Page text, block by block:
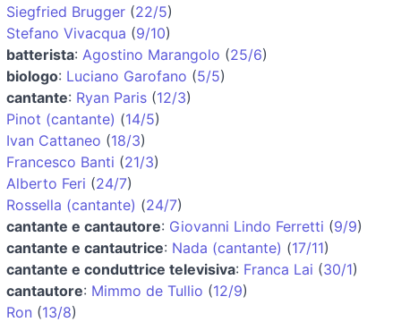
Siegfried Brugger (22/5)
Stefano Vivacqua (9/10)
batterista: Agostino Marangolo (25/6)
biologo: Luciano Garofano (5/5)
cantante: Ryan Paris (12/3)
Pinot (cantante) (14/5)
Ivan Cattaneo (18/3)
Francesco Banti (21/3)
Alberto Feri (24/7)
Rossella (cantante) (24/7)
cantante e cantautore: Giovanni Lindo Ferretti (9/9)
cantante e cantautrice: Nada (cantante) (17/11)
cantante e conduttrice televisiva: Franca Lai (30/1)
cantautore: Mimmo de Tullio (12/9)
Ron (13/8)